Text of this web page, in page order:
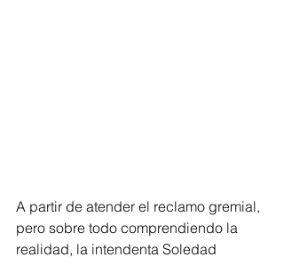
A partir de atender el reclamo gremial,
pero sobre todo comprendiendo la
realidad, la intendenta Soledad